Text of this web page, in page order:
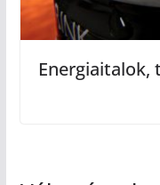
Energiaitalok,